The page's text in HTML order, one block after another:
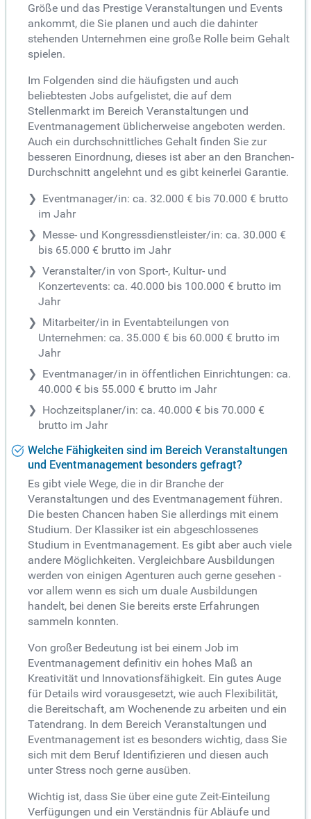
Größe und das Prestige Veranstaltungen und Events
ankommt, die Sie planen und auch die dahinter
stehenden Unternehmen eine große Rolle beim Gehalt
spielen.
Im Folgenden sind die häufigsten und auch
beliebtesten Jobs aufgelistet, die auf dem
Stellenmarkt im Bereich Veranstaltungen und
Eventmanagement üblicherweise angeboten werden.
Auch ein durchschnittliches Gehalt finden Sie zur
besseren Einordnung, dieses ist aber an den Branchen-
Durchschnitt angelehnt und es gibt keinerlei Garantie.
Eventmanager/in: ca. 32.000 € bis 70.000 € brutto
im Jahr
Messe- und Kongressdienstleister/in: ca. 30.000 €
bis 65.000 € brutto im Jahr
Veranstalter/in von Sport-, Kultur- und
Konzertevents: ca. 40.000 bis 100.000 € brutto im
Jahr
Mitarbeiter/in in Eventabteilungen von
Unternehmen: ca. 35.000 € bis 60.000 € brutto im
Jahr
Eventmanager/in in öffentlichen Einrichtungen: ca.
40.000 € bis 55.000 € brutto im Jahr
Hochzeitsplaner/in: ca. 40.000 € bis 70.000 €
brutto im Jahr
Welche Fähigkeiten sind im Bereich Veranstaltungen
und Eventmanagement besonders gefragt?
Es gibt viele Wege, die in dir Branche der
Veranstaltungen und des Eventmanagement führen.
Die besten Chancen haben Sie allerdings mit einem
Studium. Der Klassiker ist ein abgeschlossenes
Studium in Eventmanagement. Es gibt aber auch viele
andere Möglichkeiten. Vergleichbare Ausbildungen
werden von einigen Agenturen auch gerne gesehen -
vor allem wenn es sich um duale Ausbildungen
handelt, bei denen Sie bereits erste Erfahrungen
sammeln konnten.
Von großer Bedeutung ist bei einem Job im
Eventmanagement definitiv ein hohes Maß an
Kreativität und Innovationsfähigkeit. Ein gutes Auge
für Details wird vorausgesetzt, wie auch Flexibilität,
die Bereitschaft, am Wochenende zu arbeiten und ein
Tatendrang. In dem Bereich Veranstaltungen und
Eventmanagement ist es besonders wichtig, dass Sie
sich mit dem Beruf Identifizieren und diesen auch
unter Stress noch gerne ausüben.
Wichtig ist, dass Sie über eine gute Zeit-Einteilung
Verfügungen und ein Verständnis für Abläufe und